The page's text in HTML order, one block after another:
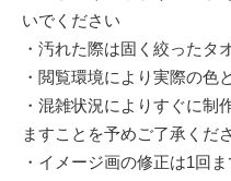
いでください
・汚れた際は固く絞ったタ
・閲覧環境により実際の色
・混雑状況によりすぐに制
ますことを予めご了承くだ
・イメージ画の修正は1回